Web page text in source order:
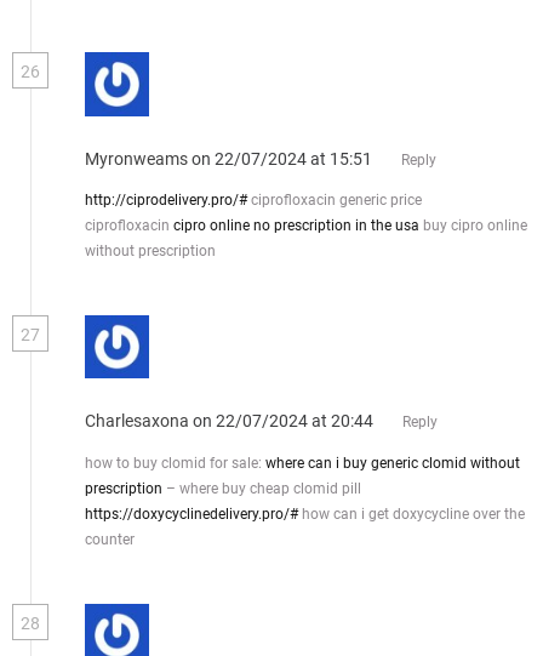
26
Myronweamson 22/07/2024 at 15:51 Reply
http://ciprodelivery.pro/#ciprofloxacin generic price
ciprofloxacin cipro online no prescription in the usa buy cipro online
without prescription
27
Charlesaxona on 22/07/2024 at 20:44 Reply
how to buy clomid for sale: where can i buy generic clomid without
prescription – where buy cheap clomid pill
https://doxycyclinedelivery.pro/#how can i get doxycycline over the
counter
28